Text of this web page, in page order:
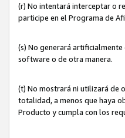
(r) No intentará interceptar o
participe en el Programa de
(s) No generará artificialmente
software o de otra manera.
(t) No mostrará ni utilizará de
totalidad, a menos que haya
Producto y cumpla con los